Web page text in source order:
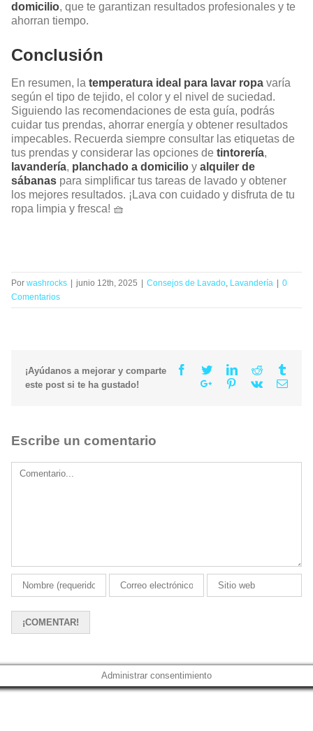
domicilio, que te garantizan resultados profesionales y te
ahorran tiempo.
Conclusión
En resumen, la temperatura ideal para lavar ropa varía
según el tipo de tejido, el color y el nivel de suciedad.
Siguiendo las recomendaciones de esta guía, podrás
cuidar tus prendas, ahorrar energía y obtener resultados
impecables. Recuerda siempre consultar las etiquetas de
tus prendas y considerar las opciones de tintorería,
lavandería, planchado a domicilio y alquiler de
sábanas para simplificar tus tareas de lavado y obtener
los mejores resultados. ¡Lava con cuidado y disfruta de tu
ropa limpia y fresca! 🧺
Por washrocks junio 12th, 2025 Consejos de Lavado, Lavandería
0
Comentarios
¡Ayúdanos a mejorar y comparte
este post si te ha gustado!
Facebook
TwitterLinkedinReddit
Google+Pinterest
Vk Email
Escribe un comentario
Comment
Administrar consentimiento